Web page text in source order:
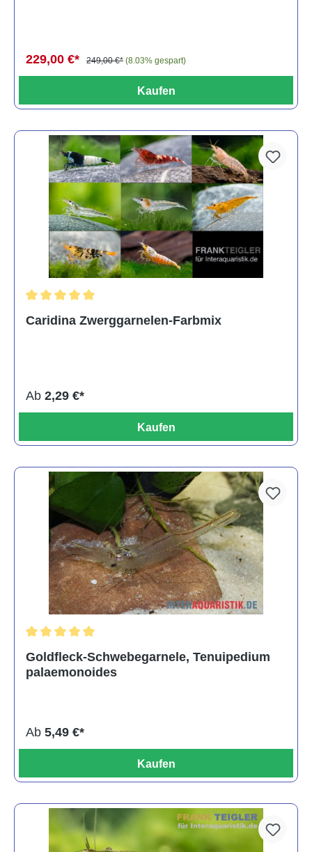
229,00 €* 249,00 €* (8.03% gespart)
Kaufen
Caridina Zwerggarnelen-Farbmix
Ab 2,29 €*
Kaufen
Goldfleck-Schwebegarnele, Tenuipedium
palaemonoides
Ab 5,49 €*
Kaufen